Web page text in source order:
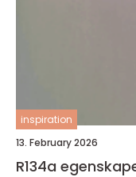
inspiration
13. February 2026
R134a egenskaper, användning och